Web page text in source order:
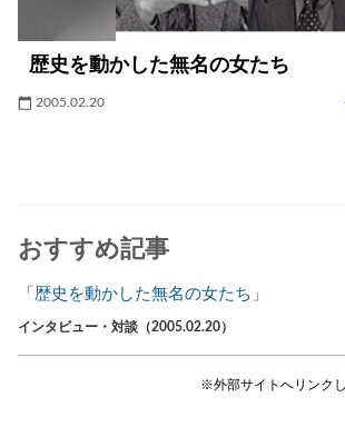
歴史を動かした無名の女たち
2005.02.20
おすすめ記事
「歴史を動かした無名の女たち」
インタビュー・対談（2005.02.20）
※外部サイトへリンク